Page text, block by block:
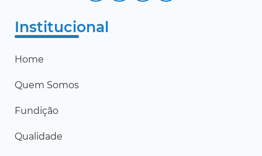
Institucional
Home
Quem Somos
Fundição
Qualidade